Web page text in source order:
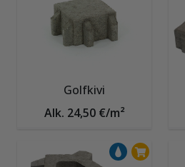
Golfkivi
Alk. 24,50 €/m²